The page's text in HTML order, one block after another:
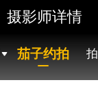
摄影师详情
茄子约拍